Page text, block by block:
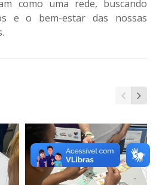
como uma rede, buscando
e o bem-estar das nossas